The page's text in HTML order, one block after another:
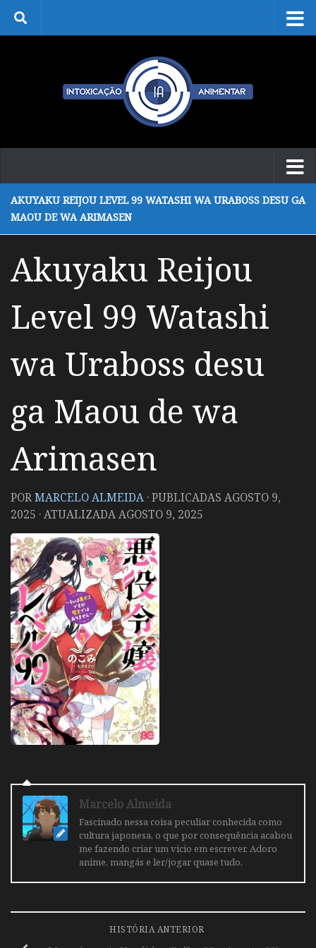
Skip to content
AKUYAKU REIJOU LEVEL 99 WATASHI WA URABOSS DESU GA
MAOU DE WA ARIMASEN
Akuyaku Reijou
Level 99 Watashi
wa Uraboss desu
ga Maou de wa
Arimasen
PORMARCELO ALMEIDA · PUBLICADAS AGOSTO 9,
2025 · ATUALIZADAAGOSTO 9, 2025
Marcelo Almeida
Fascinado nessa coisa peculiar conhecida como
cultura japonesa, o que por consequência acabou
me fazendo criar um vicio em escrever. Adoro
anime, mangás e ler/jogar quase tudo.
HISTÓRIA ANTERIOR